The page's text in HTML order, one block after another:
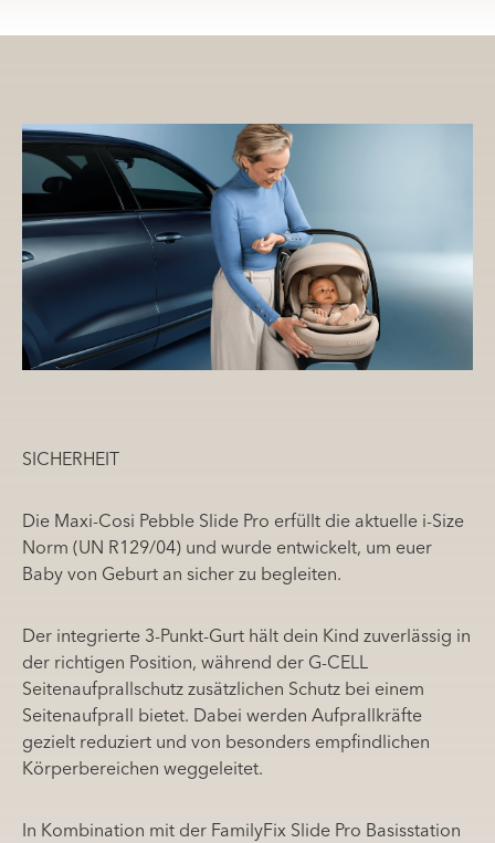
SICHERHEIT
Die Maxi-Cosi Pebble Slide Pro erfüllt die aktuelle i-Size
Norm (UN R129/04) und wurde entwickelt, um euer
Baby von Geburt an sicher zu begleiten.
Der integrierte 3-Punkt-Gurt hält dein Kind zuverlässig in
der richtigen Position, während der G-CELL
Seitenaufprallschutz zusätzlichen Schutz bei einem
Seitenaufprall bietet. Dabei werden Aufprallkräfte
gezielt reduziert und von besonders empfindlichen
Körperbereichen weggeleitet.
In Kombination mit der FamilyFix Slide Pro Basisstation